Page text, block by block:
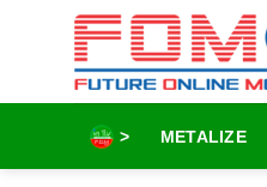
dung
> METALIZE